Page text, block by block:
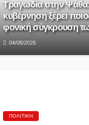
Τραγωδία στην Ψάθα:
κυβέρνηση ξέρει
φονική σύγκρουση
04/08/2026
ΠΟΛΙΤΙΚΉ